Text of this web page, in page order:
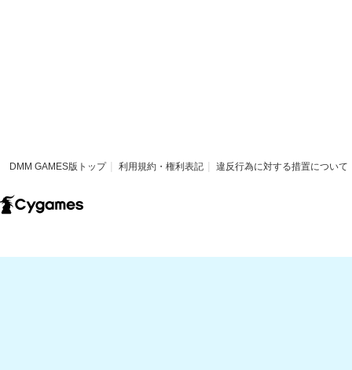
DMM GAMES版トップ 利用規約・権利表記 違反行為に対する措置について